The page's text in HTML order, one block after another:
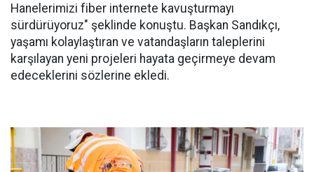
Hanelerimizi fiber internete kavuşturmayı
sürdürüyoruz" şeklinde konuştu. Başkan Sandıkçı,
yaşamı kolaylaştıran ve vatandaşların taleplerini
karşılayan yeni projeleri hayata geçirmeye devam
edeceklerini sözlerine ekledi.